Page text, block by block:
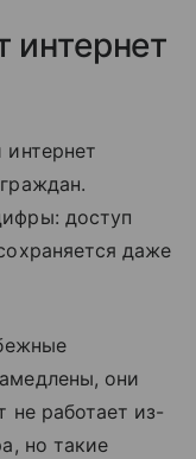
интернет
доступ
даже
они
не работает из-
но такие